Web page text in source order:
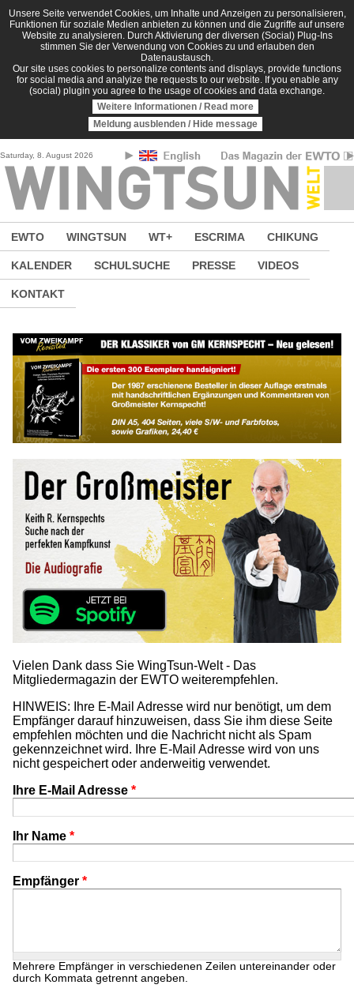
Direkt zum Inhalt
Unsere Seite verwendet Cookies, um Inhalte und Anzeigen zu personalisieren,
Funktionen für soziale Medien anbieten zu können und die Zugriffe auf unsere
Website zu analysieren. Durch Aktivierung der diversen (Social) Plug-Ins
stimmen Sie der Verwendung von Cookies zu und erlauben den
Datenaustausch.
Our site uses cookies to personalize contents and displays, provide functions
for social media and analyize the requests to our website. If you enable any
(social) plugin you agree to the usage of cookies and data exchange.
Weitere Informationen / Read more
Meldung ausblenden / Hide message
Saturday, 8. August 2026
EWTO WINGTSUN WT+ ESCRIMA CHIKUNG
KALENDER SCHULSUCHE PRESSE VIDEOS
KONTAKT
Vielen Dank dass Sie WingTsun-Welt - Das
Mitgliedermagazin der EWTO weiterempfehlen.
HINWEIS: Ihre E-Mail Adresse wird nur benötigt, um dem
Empfänger darauf hinzuweisen, dass Sie ihm diese Seite
empfehlen möchten und die Nachricht nicht als Spam
gekennzeichnet wird. Ihre E-Mail Adresse wird von uns
nicht gespeichert oder anderweitig verwendet.
Ihre E-Mail Adresse *
Ihr Name *
Empfänger *
Mehrere Empfänger in verschiedenen Zeilen untereinander oder
durch Kommata getrennt angeben.